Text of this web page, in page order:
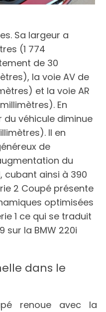
Sa largeur a
(1 774
de 30
la voie AV de
et la voie AR
En
véhicule diminue
Il en
de
du
cubant ainsi à 390
2 Coupé présente
optimisées
1 ce qui se traduit
sur la BMW 220i
dans le
renoue avec la